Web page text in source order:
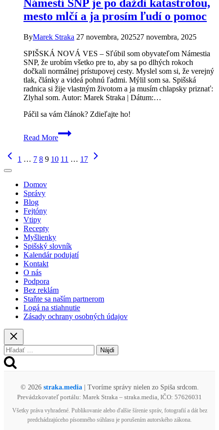
križovatku
nahradí
kruhový
objazd
Námestí SNP je po daždi katastrofou,
mesto mlčí a ja prosím ľudí o pomoc
ByMarek Straka 27 novembra, 202527 novembra, 2025
SPIŠSKÁ NOVÁ VES – Sľúbil som obyvateľom Námestia
SNP, že urobím všetko pre to, aby sa po dlhých rokoch
dočkali normálnej prístupovej cesty. Myslel som si, že verejný
tlak, články a videá pohnú ľadmi. Mýlil som sa. Spišská
radnica si žije vlastným životom a ja musím chlapsky priznať:
Zlyhal som. Autor: Marek Straka | Dátum:…
Páčil sa vám článok? Zdieľajte ho!
Read More
Priznanie:
Zlyhal
Cesta
na
a
ja
pomoc
Page
navigation
Previous
Page1 … 7 8 9 10 11 … 17
Next
Domov
Správy
Blog
Fejtóny
Vtipy
Recepty
Myšlienky
Spišský slovník
Kalendár podujatí
Kontakt
O nás
Podpora
Bez reklám
Staňte sa naším partnerom
Logá na stiahnutie
Zásady ochrany osobných údajov
Hľadať:
© 2026 straka.media| Tvoríme správy nielen zo Spiša srdcom.
Prevádzkovateľ portálu: Marek Straka – straka.media, IČO: 57626031
Všetky práva vyhradené. Publikovanie alebo ďalšie šírenie správ, fotografií a dát bez
predchádzajúceho písomného súhlasu je porušením autorského zákona.